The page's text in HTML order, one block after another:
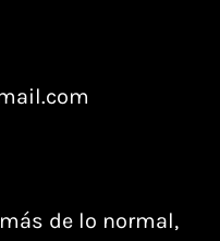
de lo normal,